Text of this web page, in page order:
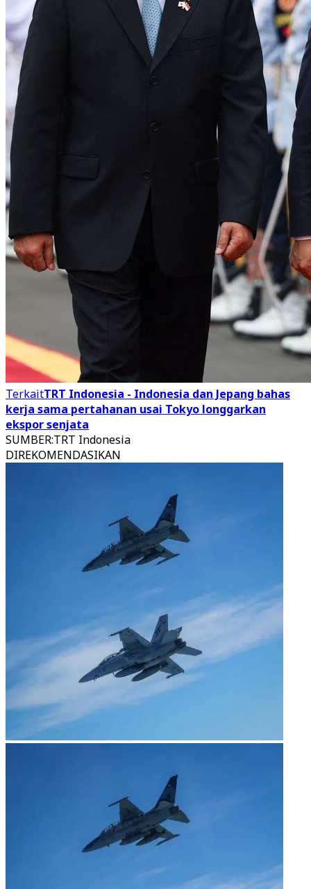
TerkaitTRT Indonesia - Indonesia dan Jepang bahas
kerja sama pertahanan usai Tokyo longgarkan
ekspor senjata
SUMBER:TRT Indonesia
DIREKOMENDASIKAN